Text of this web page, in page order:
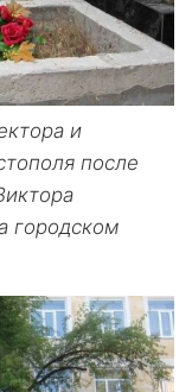
и
после
городском